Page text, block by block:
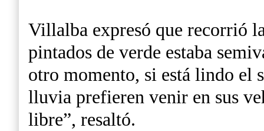
Villalba expresó que recorrió
pintados de verde estaba
otro momento, si está lindo el
lluvia prefieren venir en sus
libre”, resaltó.